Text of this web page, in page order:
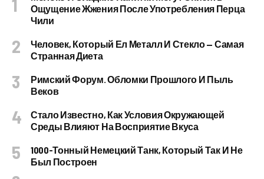
Ощущение Жжения После Употребления Перца
Чили
Человек, Который Ел Металл И Стекло — Самая
Странная Диета
Римский Форум. Обломки Прошлого И Пыль
Веков
Стало Известно, Как Условия Окружающей
Среды Влияют На Восприятие Вкуса
1000-Тонный Немецкий Танк, Который Так И Не
Был Построен